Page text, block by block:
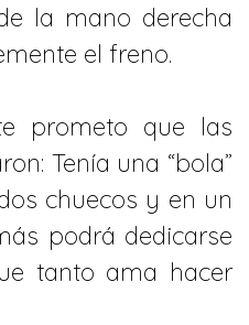
la mano derecha
el freno.
prometo que las
Tenía una “bola”
chuecos y en un
podrá dedicarse
tanto ama hacer